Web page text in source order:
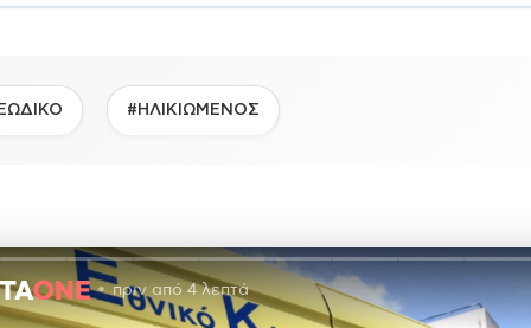
#ΗΛΙΚΙΩΜΕΝΟΣ
πριν από 4 λεπτά